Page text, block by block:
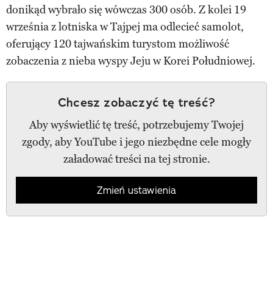
donikąd wybrało się wówczas 300 osób. Z kolei 19
września z lotniska w Tajpej ma odlecieć samolot,
oferujący 120 tajwańskim turystom możliwość
zobaczenia z nieba wyspy Jeju w Korei Południowej.
Chcesz zobaczyć tę treść?
Aby wyświetlić tę treść, potrzebujemy Twojej
zgody, aby YouTube i jego niezbędne cele mogły
załadować treści na tej stronie.
Zmień ustawienia